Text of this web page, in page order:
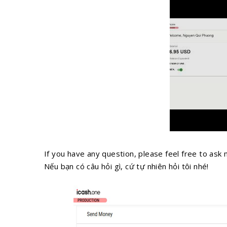
If you have any question, please feel free to ask
Nếu bạn có câu hỏi gì, cứ tự nhiên hỏi tôi nhé!